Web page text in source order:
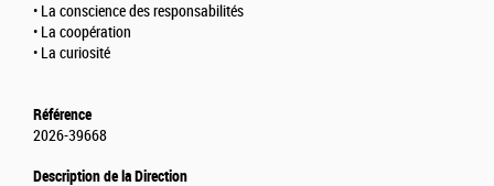
• La conscience des responsabilités
• La coopération
• La curiosité
Référence
2026-39668
Description de la Direction